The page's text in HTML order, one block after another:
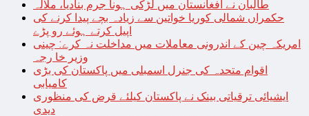
طالبان نے افغانستان میں لڑکی ہونا جرم بنادیا، ملالہ
حکمراں شمالی کوریا خواتین سے زیادہ بچے پیدا کرنے کی
اپیل کرتے ہوئے رو پڑے
امریکہ چین کے اندرونی معاملات میں مداخلت نہ کرے: چینی
وزیر خا رجہ
اقوام متحدہ کی جنرل اسمبلی میں پاکستان کی بڑی
کامیابی
ایشیائی ترقیاتی بینک نے پاکستان کیلئے قرض کی منظوری
دیدی